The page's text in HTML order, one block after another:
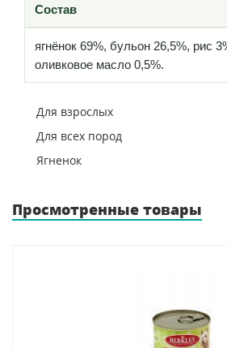
Состав
ягнёнок 69%, бульон 26,5%, рис
оливковое масло 0,5%.
Для взрослых
Для всех пород
Ягненок
Просмотренные товары